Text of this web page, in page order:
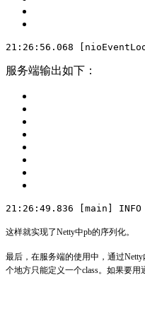
21:26:56.068
服务端输出如下：
21:26:49.836 [main]
这样就实现了Netty中pb的序列化。
最后，在服务端的使用中，通过Netty
个地方只能定义一个class。如果要